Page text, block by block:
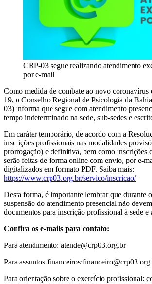
CRP-03 segue realizando atendimento
por e-mail
Como medida de combate ao novo
19, o Conselho Regional de Psicologia da
03) informa que segue com atendimento
tempo indeterminado na sede, sub-sedes e
Em caráter temporário, de acordo com a
inscrições profissionais nas modalidades
prorrogação) e definitiva, bem como inscrições
serão feitas de forma online com envio, por e-
digitalizados em formato PDF. Saiba mais:
https://www.crp03.org.br/servico/inscricao/
Desta forma, é importante lembrar que durante
suspensão do atendimento presencial não
documentos para inscrição profissional à sede e
Confira os e-mails para contato:
Para atendimento: atende@crp03.org.br
Para assuntos financeiros:
Para orientação sobre o exercício profissional: